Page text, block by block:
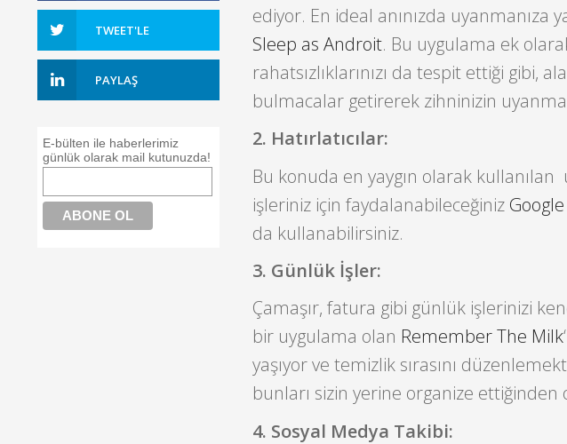
TWEET'LE
PAYLAŞ
E-bülten ile haberlerimiz
günlük olarak mail kutunuzda!
ediyor. En ideal anınızda uyanmanıza
Sleep as Androit. Bu uygulama ek
rahatsızlıklarınızı da tespit ettiği gibi,
bulmacalar getirerek zihninizin
2. Hatırlatıcılar:
Bu konuda en yaygın olarak
işleriniz için faydalanabileceğiniz
da kullanabilirsiniz.
3. Günlük İşler:
Çamaşır, fatura gibi günlük işlerinizi
bir uygulama olan Remember The Milk
yaşıyor ve temizlik sırasını
bunları sizin yerine organize
4. Sosyal Medya Takibi: